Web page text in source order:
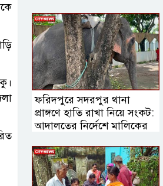
ফরিদপুরে সদরপুর থানা
প্রাঙ্গণে হাতি রাখা নিয়ে সংকট:
আদালতের নির্দেশে মালিকের